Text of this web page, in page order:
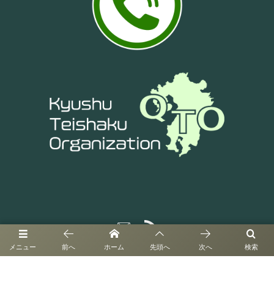
メニュー 検索
前へ ホーム 先頭へ 次へ